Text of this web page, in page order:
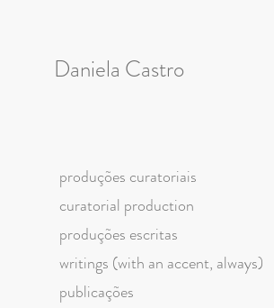
produções curatoriais
curatorial production
produções escritas
writings (with an accent, always)
publicações
Daniela Castro